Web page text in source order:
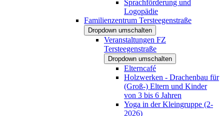
Sprachförderung und
Logopädie
Familienzentrum Tersteegenstraße
Dropdown umschalten
Veranstaltungen FZ
Tersteegenstraße
Dropdown umschalten
Elterncafé
Holzwerken - Drachenbau für
(Groß-) Eltern und Kinder
von 3 bis 6 Jahren
Yoga in der Kleingruppe (2-
2026)